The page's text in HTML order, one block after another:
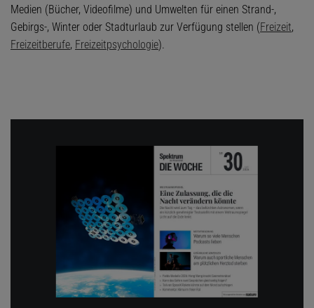
Medien (Bücher, Videofilme) und Umwelten für einen Strand-,
Gebirgs-, Winter oder Stadturlaub zur Verfügung stellen (Freizeit,
Freizeitberufe, Freizeitpsychologie).